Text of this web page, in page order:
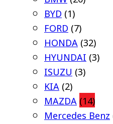
BYD (1)
FORD (7)
HONDA (32)
HYUNDAI (3)
ISUZU (3)
KIA (2)
MAZDA (14)
Mercedes Benz